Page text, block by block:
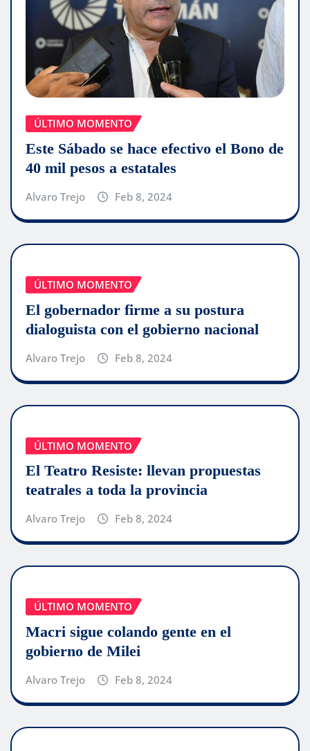
ÚLTIMO MOMENTO
Este Sábado se hace efectivo el Bono de
40 mil pesos a estatales
Alvaro Trejo Feb 8, 2024
ÚLTIMO MOMENTO
El gobernador firme a su postura
dialoguista con el gobierno nacional
Alvaro Trejo Feb 8, 2024
ÚLTIMO MOMENTO
El Teatro Resiste: llevan propuestas
teatrales a toda la provincia
Alvaro Trejo Feb 8, 2024
ÚLTIMO MOMENTO
Macri sigue colando gente en el
gobierno de Milei
Alvaro Trejo Feb 8, 2024